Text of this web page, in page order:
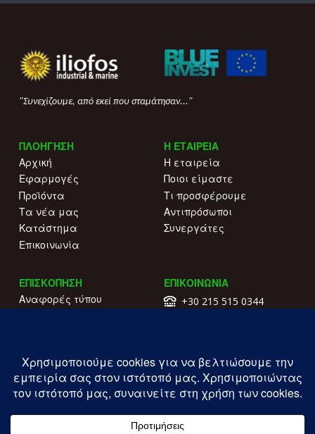
"Συνεχίζουμε, από εκεί που σταμάτησαν..."
ΠΛΟΗΓΗΣΗ
Αρχική
Εφαρμογές
Προϊόντα
Τα νέα μας
Κατάστημα
Επικοινωνία
Η ΕΤΑΙΡΕΙΑ
Η εταιρεία
Ποιοι είμαστε
Τι προσφέρουμε
Αντιπρόσωποι
Συνεργάτες
ΕΠΙΣΚΟΠΗΣΗ
Αναφορές τύπου
Πολιτική απορρήτου
ΕΠΙΚΟΙΝΩΝΙΑ
+30 215 515 0344
ΓΕΜΗ: 177203407000